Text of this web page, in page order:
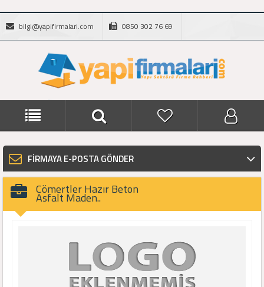
bilgi@yapifirmalari.com 0850 302 76 69
FİRMAYA E-POSTA GÖNDER
Cömertler Hazır Beton
Asfalt Maden..